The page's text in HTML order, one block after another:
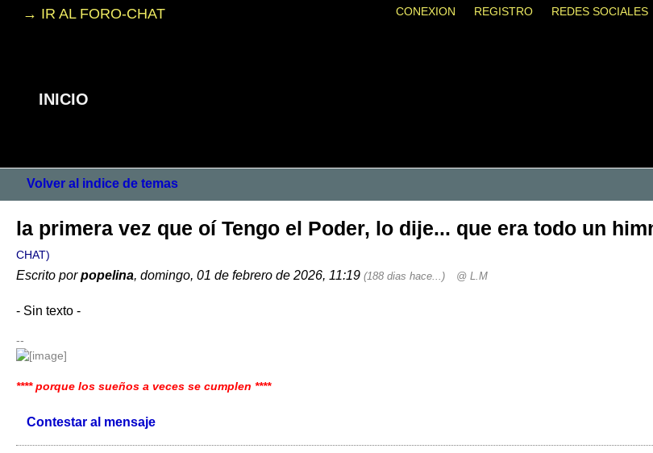
→ IR AL FORO-CHAT
INICIO
CONEXION REGISTRO REDES SOCIALES
Volver al indice de temas
la primera vez que oí Tengo el Poder, lo dije... que era todo un
CHAT)
Escrito porpopelina, domingo, 01 de febrero de 2026, 11:19 (188 dias hace...) @ L.M
- Sin texto -
--
**** porque los sueños a veces se cumplen ****
Contestar al mensaje